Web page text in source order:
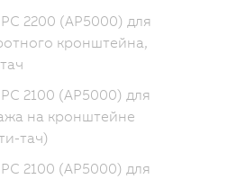
2200 (AP5000) для
кронштейна,
2100 (AP5000) для
на кронштейне
тач)
2100 (AP5000) для